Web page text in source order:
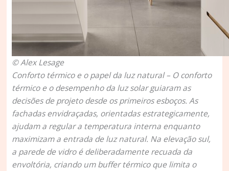
© Alex Lesage
Conforto térmico e o papel da luz natural – O conforto
térmico e o desempenho da luz solar guiaram as
decisões de projeto desde os primeiros esboços. As
fachadas envidraçadas, orientadas estrategicamente,
ajudam a regular a temperatura interna enquanto
maximizam a entrada de luz natural. Na elevação sul,
a parede de vidro é deliberadamente recuada da
envoltória, criando um buffer térmico que limita o